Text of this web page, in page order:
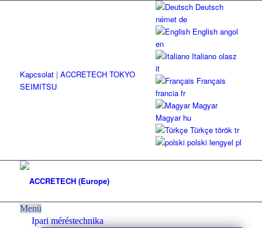
Deutsch
német de
English angol
en
Italiano olasz
it
Français
francia fr
Magyar
Magyar hu
Türkçe török tr
polski lengyel pl
Kapcsolat| ACCRETECH TOKYO
SEIMITSU
Menü
Ipari méréstechnika